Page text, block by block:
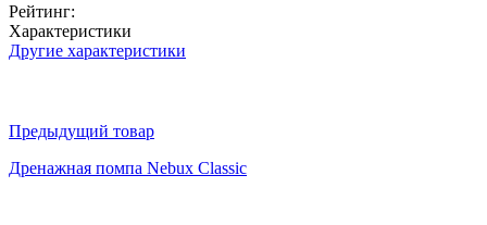
Рейтинг:
Характеристики
Другие характеристики
Предыдущий товар
Дренажная помпа Nebux Classic